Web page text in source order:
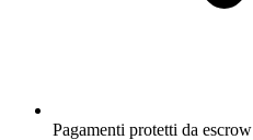
Pagamenti protetti da escrow